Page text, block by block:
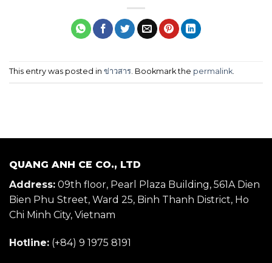
This entry was posted in ข่าวสาร. Bookmark the permalink.
QUANG ANH CE CO., LTD
Address: 09th floor, Pearl Plaza Building, 561A Dien
Bien Phu Street, Ward 25, Binh Thanh District, Ho
Chi Minh City, Vietnam
Hotline: (+84) 9 1975 8191